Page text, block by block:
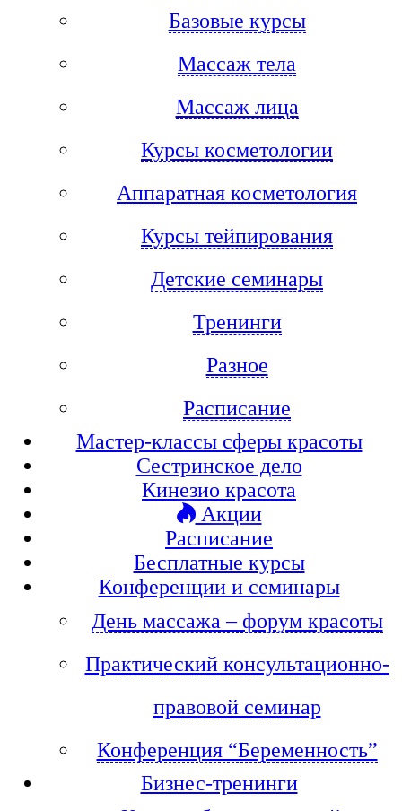
Базовые курсы
Массаж тела
Массаж лица
Курсы косметологии
Аппаратная косметология
Курсы тейпирования
Детские семинары
Тренинги
Разное
Расписание
Мастер-классы сферы красоты
Сестринское дело
Кинезио красота
Акции
Расписание
Бесплатные курсы
Конференции и семинары
День массажа – форум красоты
Практический консультационно-
правовой семинар
Конференция “Беременность”
Бизнес-тренинги